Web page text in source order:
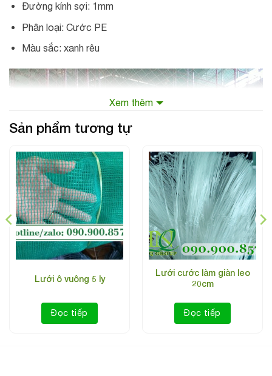
Đường kính sợi: 1mm
Phân loại: Cước PE
Màu sắc: xanh rêu
Lưới vây gà mắt 4cm
Công dụng: Sản phẩm lưới gà được sử dụng cho việc bao
che quanh chuồng gà, chuồng vịt , hoặc dùng để bao quanh
vườn nhằm mục đích bảo vệ cho vật nuôi của bạn được an
Xem thêm
Sản phẩm tương tự
Lưới ô vuông 5 ly
Đọc tiếp
Lưới cước làm giàn leo
20cm
Đọc tiếp